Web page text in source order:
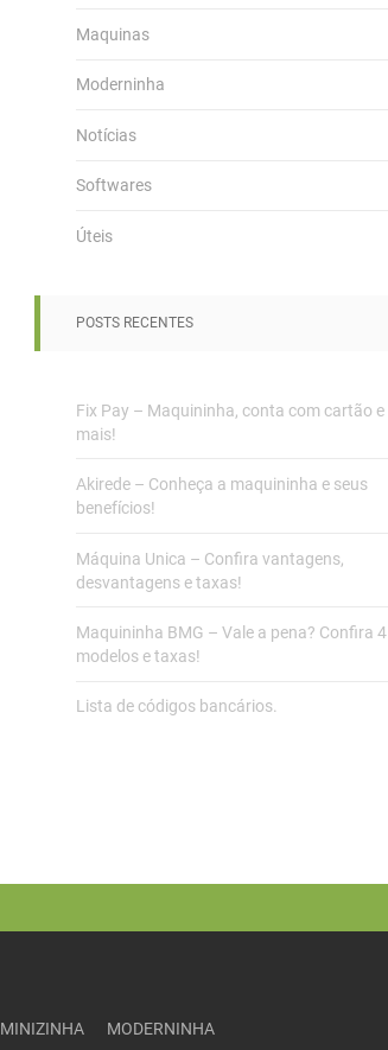
Maquinas
Moderninha
Notícias
Softwares
Úteis
POSTS RECENTES
Fix Pay – Maquininha, conta com cartão e
mais!
Akirede – Conheça a maquininha e seus
benefícios!
Máquina Unica – Confira vantagens,
desvantagens e taxas!
Maquininha BMG – Vale a pena? Confira 4
modelos e taxas!
Lista de códigos bancários.
MINIZINHA MODERNINHA